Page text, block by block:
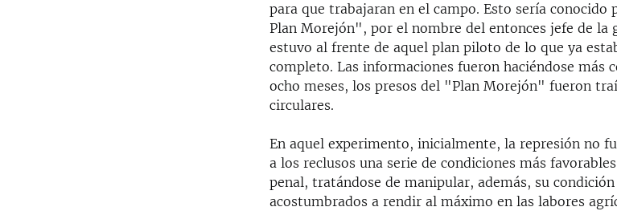
para que trabajaran en el campo. Esto sería
Plan Morejón", por el nombre del entonces jefe de la
estuvo al frente de aquel plan piloto de lo que ya
completo. Las informaciones fueron haciéndose más
ocho meses, los presos del "Plan Morejón" fueron
circulares.
En aquel experimento, inicialmente, la represión no
a los reclusos una serie de condiciones más
penal, tratándose de manipular, además, su
acostumbrados a rendir al máximo en las labores